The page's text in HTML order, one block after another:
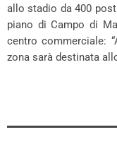
allo stadio da 400
piano di Campo di
centro commerciale:
zona sarà destinata